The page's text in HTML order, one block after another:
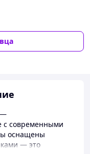
—
с современными
оснащены
— это